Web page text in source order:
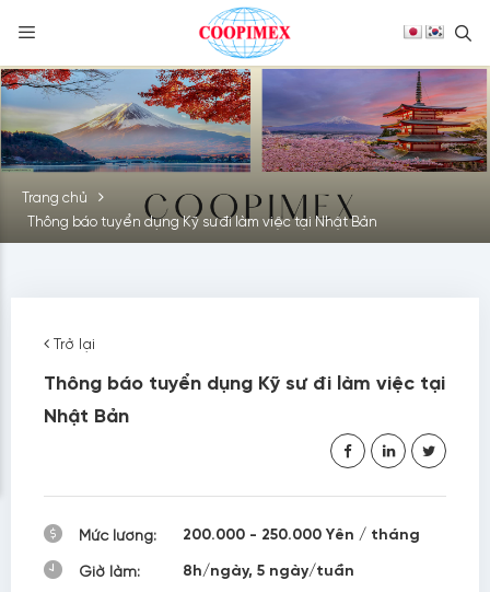
Skip
to
content
Trang chủ
Thông báo tuyển dụng Kỹ sư đi làm việc tại Nhật Bản
Trở lại
Thông báo tuyển dụng Kỹ sư đi làm việc tại
Nhật Bản
Mức lương: 200.000 - 250.000 Yên / tháng
Giờ làm: 8h/ngày, 5 ngày/tuần